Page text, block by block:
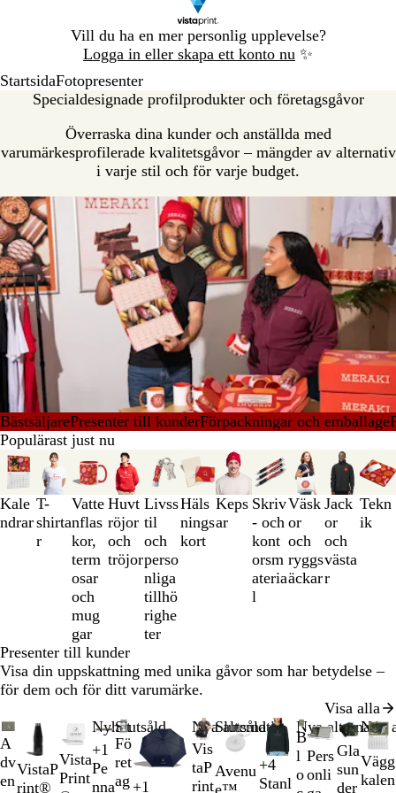
Vill du ha en mer personlig upplevelse?
Logga in eller skapa ett konto nu ✨
1
StartsidaFotopresenter
Specialdesignade profilprodukter och företagsgåvor
Överraska dina kunder och anställda med
varumärkesprofilerade kvalitetsgåvor – mängder av alternativ
i varje stil och för varje budget.
BästsäljarePresenter till kunderFörpackningar och emballage
Populärast just nu
Kale
ndrar
T-
shirta
r
Vatte
nflas
kor,
term
osar
och
mug
gar
Huvt
röjor
och
tröjor
Livss
til
och
perso
nliga
tillhö
righe
ter
Häls
nings
kort
Keps
ar
Skriv
- och
kont
orsm
ateria
l
Väsk
or
och
ryggs
äckar
Jack
or
och
västa
r
Tekn
ik
Bild
till
3
av
Presenter till kunder
Visa din uppskattning med unika gåvor som har betydelse –
för dem och för ditt varumärke.
Visa alla
A
dv
en
VistaP
rint®
Vista
Print
Nyhet
R
ö
M
a
S
i
K
a
+1
Pe
nna
Slutsåld
Fö
ret
ag +1
Nya alternativ
Vis
taP
rint
Slutsåld
Avenu
e™
SV
A
G
+4
Stanl
Nya alternativ
B
l
o
Pers
onli
Gla
sun
der
Nya
Vägg
kalen
Bild
1
till
2